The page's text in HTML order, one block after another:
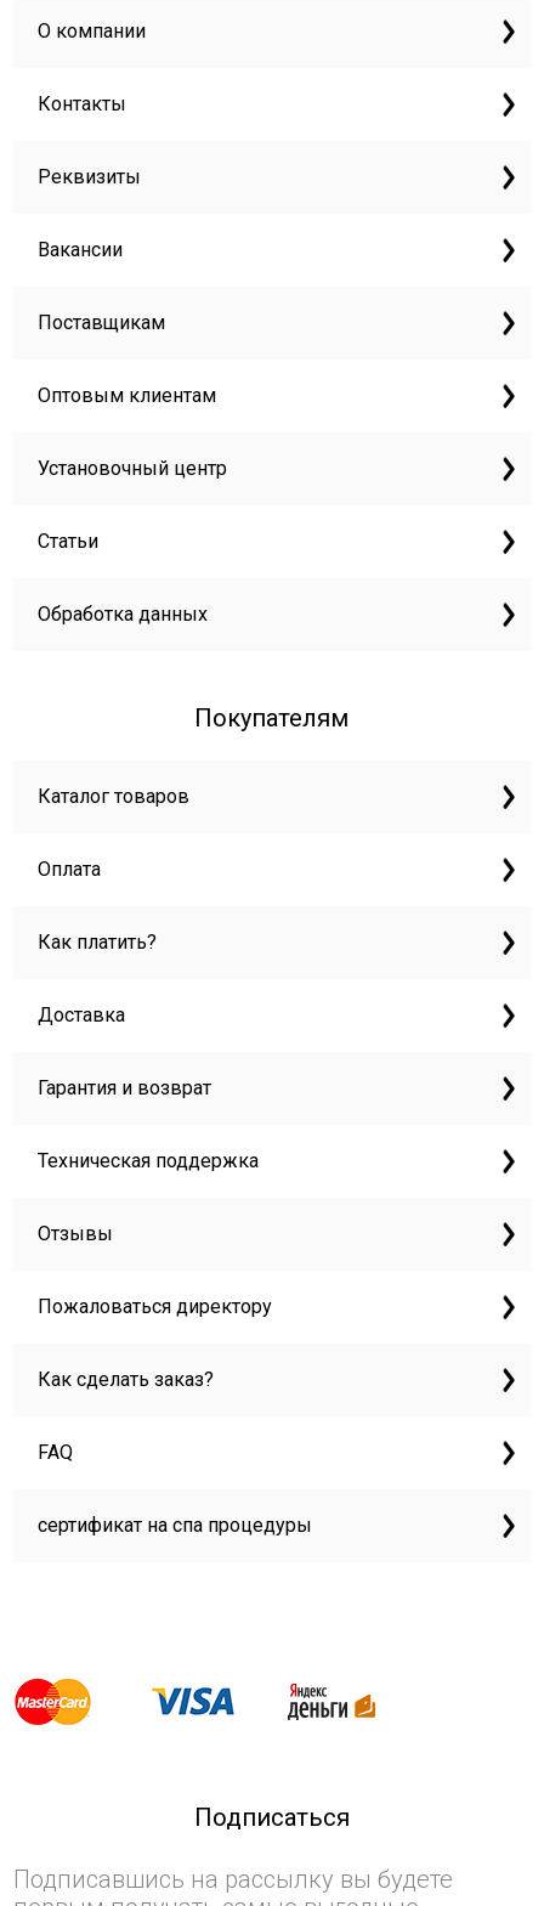
О компании
Контакты
Реквизиты
Вакансии
Поставщикам
Оптовым клиентам
Установочный центр
Статьи
Обработка данных
Покупателям
Каталог товаров
Оплата
Как платить?
Доставка
Гарантия и возврат
Техническая поддержка
Отзывы
Пожаловаться директору
Как сделать заказ?
FAQ
сертификат на спа процедуры
Подписаться
Подписавшись на рассылку вы будете